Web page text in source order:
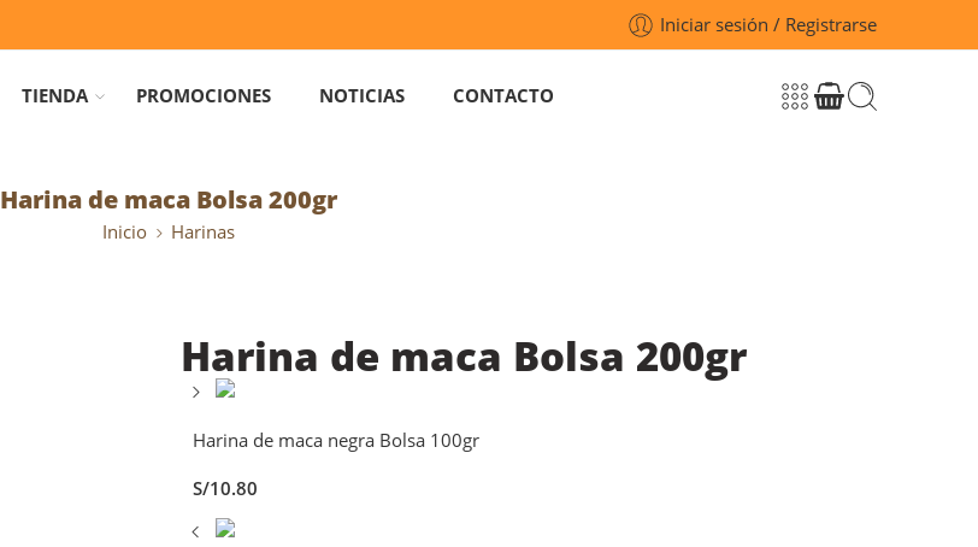
Iniciar sesión / Registrarse
TIENDA PROMOCIONES NOTICIAS CONTACTO
Harina de maca Bolsa 200gr
Inicio Harinas
Harina de maca Bolsa 200gr
Harina de maca negra Bolsa 100gr
S/10.80